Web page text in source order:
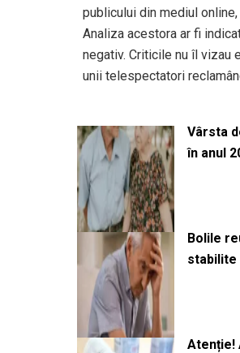
publicului din mediul
Analiza acestora ar fi
negativ. Criticile nu îl vizau
unii telespectatori
Vârsta
în anul
Bolile
stabilite
Atenție!